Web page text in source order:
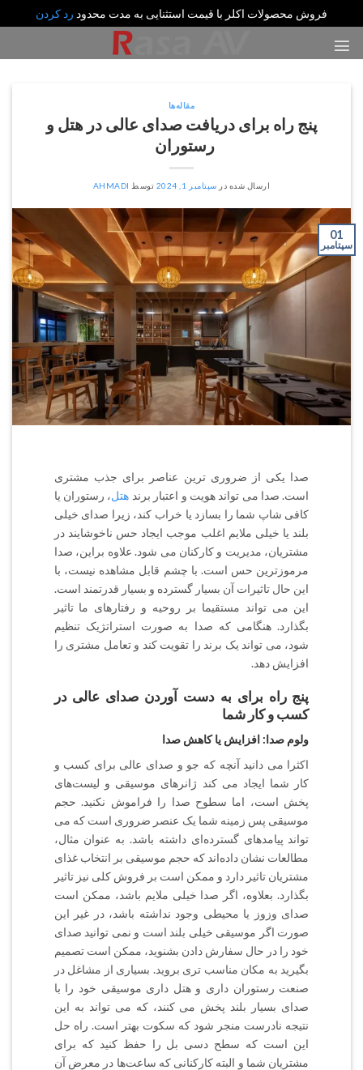
فروش محصولات اکلر با قیمت استثنایی به مدت محدود رد کردن
مقاله‌ها
پنج راه برای دریافت صدای عالی در هتل و
رستوران
ارسال شده در سپتامبر 1, 2024 توسط AHMADI
01
سپتامبر
صدا یکی از ضروری ترین عناصر برای جذب مشتری
است. صدا می تواند هویت و اعتبار برند هتل، رستوران یا
کافی شاپ شما را بسازد یا خراب کند،‌ زیرا صدای خیلی
بلند یا خیلی ملایم اغلب موجب ایجاد حس ناخوشایند در
مشتریان، مدیریت و کارکنان می شود. علاوه براین، صدا
مرموزترین حس است. با چشم قابل مشاهده نیست،‌ با
این حال تاثیرات آن بسیار گسترده و بسیار قدرتمند است.
این می تواند مستقیما بر روحیه و رفتارهای ما تاثیر
بگذارد‌. هنگامی که صدا به صورت استراتژیک تنظیم
شود،‌ می تواند یک برند را تقویت کند و تعامل مشتری را
افزایش دهد‌.
پنج راه برای به دست آوردن صدای عالی در
کسب و کار شما
ولوم صدا: افزایش یا کاهش صدا
اکثرا می دانید آنچه که جو و صدای عالی برای کسب و
کار شما ایجاد می کند ژانرهای موسیقی و لیست‌های
پخش است،‌ اما سطوح صدا را فراموش نکنید. حجم
موسیقی پس زمینه شما یک عنصر ضروری است که می
تواند پیامدهای گسترده‌ای داشته باشد. به عنوان مثال،‌
مطالعات نشان داده‌اند که حجم موسیقی بر انتخاب غذای
مشتریان تاثیر دارد و ممکن است بر فروش کلی نیز تاثیر
بگذارد. بعلاوه، اگر صدا خیلی ملایم باشد، ممکن است
صدای وزوز یا محیطی وجود نداشته باشد، در غیر این
صورت اگر موسیقی خیلی بلند است و نمی توانید صدای
خود را در حال سفارش دادن بشنوید‌، ممکن است تصمیم
بگیرید به مکان مناسب تری بروید. بسیاری از مشاغل در
صنعت رستوران داری و هتل داری موسیقی خود را با
صدای بسیار بلند پخش می کنند‌، که می تواند به این
نتیجه نادرست منجر شود که سکوت بهتر است. راه حل
این است که سطح دسی بل را حفظ کنید که برای
مشتریان شما و البته کارکنانی که ساعت‌ها در معرض آن